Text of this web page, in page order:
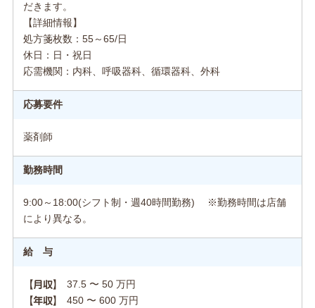
だきます。
【詳細情報】
処方箋枚数：55～65/日
休日：日・祝日
応需機関：内科、呼吸器科、循環器科、外科
応募要件
薬剤師
勤務時間
9:00～18:00(シフト制・週40時間勤務) ※勤務時間は店舗
により異なる。
給 与
【月収】 37.5 〜 50 万円
【年収】 450 〜 600 万円